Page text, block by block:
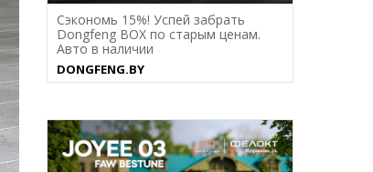
Сэкономь 15%! Успей забрать
Dongfeng BOX по старым ценам.
Авто в наличии
DONGFENG.BY